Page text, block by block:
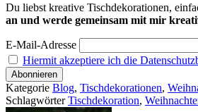
Du liebst kreative Tischdekorationen,
an und werde gemeinsam mit mir
E-Mail-Adresse
Hiermit akzeptiere ich die
Kategorie Blog, Tischdekorationen,
SchlagwörterTischdekoration,